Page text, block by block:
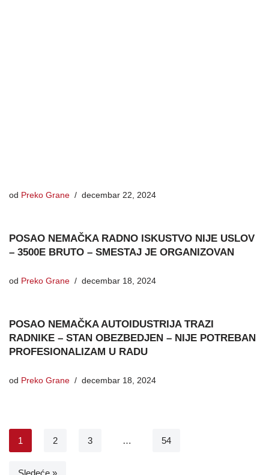
od Preko Grane decembar 22, 2024
POSAO NEMAČKA RADNO ISKUSTVO NIJE USLOV
– 3500E BRUTO – SMESTAJ JE ORGANIZOVAN
od Preko Grane decembar 18, 2024
POSAO NEMAČKA AUTOIDUSTRIJA TRAZI
RADNIKE – STAN OBEZBEDJEN – NIJE POTREBAN
PROFESIONALIZAM U RADU
od Preko Grane decembar 18, 2024
1 2 3 … 54
Sledeće »